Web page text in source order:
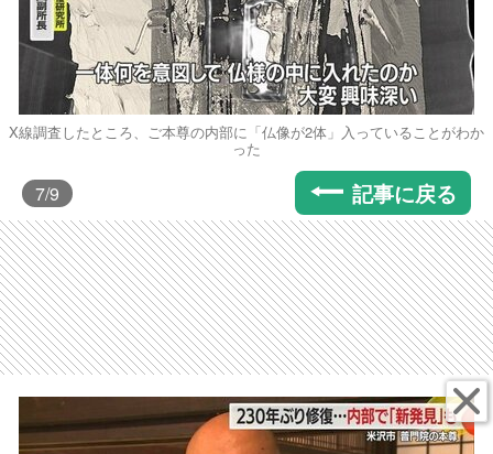
X線調査したところ、ご本尊の内部に「仏像が2体」入っていることがわか
った
7/9 記事に戻る